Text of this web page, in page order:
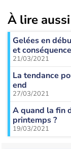
À lire aussi
Gelées en
et
21/03/2021
La tendance
end
27/03/2021
A quand la fin
printemps ?
19/03/2021